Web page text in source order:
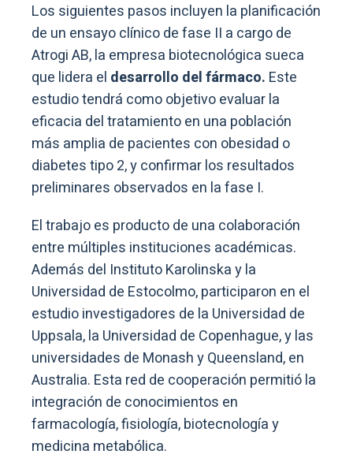
Los siguientes pasos incluyen la planificación
de un ensayo clínico de fase II a cargo de
Atrogi AB, la empresa biotecnológica sueca
que lidera el desarrollo del fármaco. Este
estudio tendrá como objetivo evaluar la
eficacia del tratamiento en una población
más amplia de pacientes con obesidad o
diabetes tipo 2, y confirmar los resultados
preliminares observados en la fase I.
El trabajo es producto de una colaboración
entre múltiples instituciones académicas.
Además del Instituto Karolinska y la
Universidad de Estocolmo, participaron en el
estudio investigadores de la Universidad de
Uppsala, la Universidad de Copenhague, y las
universidades de Monash y Queensland, en
Australia. Esta red de cooperación permitió la
integración de conocimientos en
farmacología, fisiología, biotecnología y
medicina metabólica.